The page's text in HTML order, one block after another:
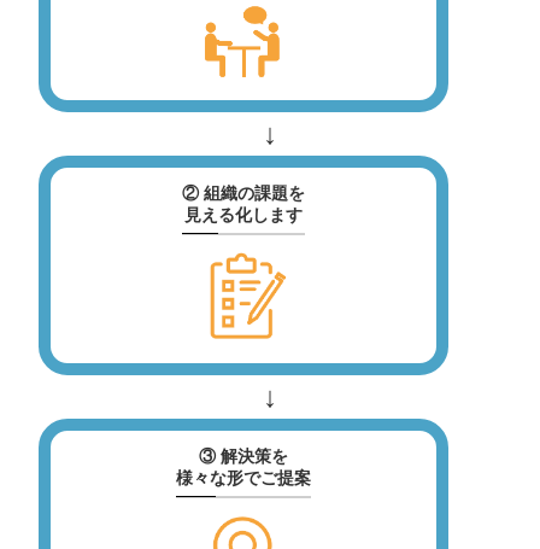
② 組織の課題を
見える化します
③ 解決策を
様々な形でご提案